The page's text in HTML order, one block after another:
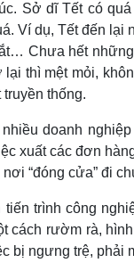
Sở dĩ Tết có
Ví dụ, Tết đến
Chưa hết
thì mệt mỏi,
thống.
doanh
xuất các đơn
“đóng cửa” đi
trình công
cách rườm rà,
bị ngưng trệ, phải